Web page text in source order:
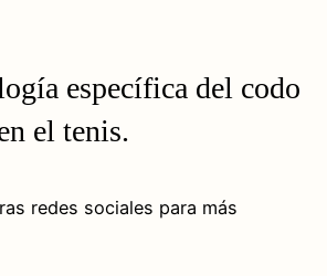
específica del codo
el tenis.
redes sociales para más